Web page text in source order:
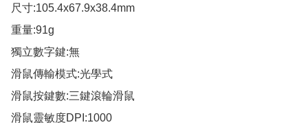
尺寸:105.4x67.9x38.4mm
重量:91g
獨立數字鍵:無
滑鼠傳輸模式:光學式
滑鼠按鍵數:三鍵滾輪滑鼠
滑鼠靈敏度DPI:1000